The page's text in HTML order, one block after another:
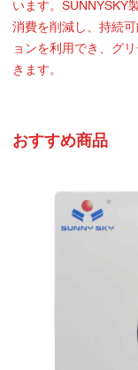
います。SUNNYSKY
消費を削減し、持続
ョンを利用でき、グ
きます。
おすすめ商品